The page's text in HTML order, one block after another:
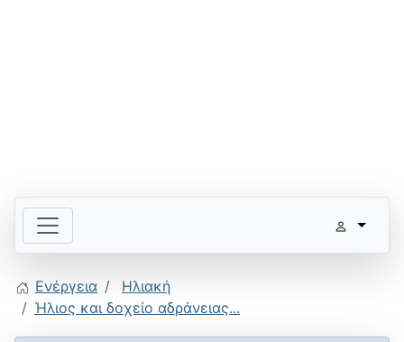
Ενέργεια
Ηλιακή
Ήλιος και δοχείο αδράνειας...